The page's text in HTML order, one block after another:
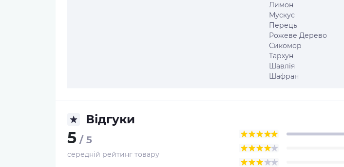
Лимон
Мускус
Перець
Рожеве Дерево
Сикомор
Тархун
Шавлія
Шафран
Відгуки
5 / 5
середній рейтинг товару